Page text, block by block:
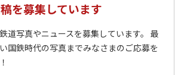
を募集しています
道写真やニュースを募集しています。 最
国鉄時代の写真までみなさまのご応募を